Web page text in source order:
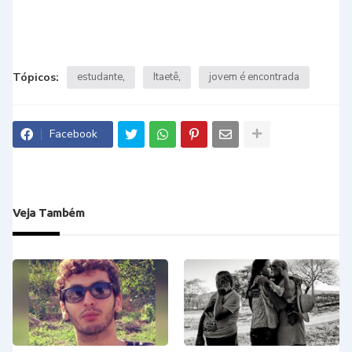
Tópicos: estudante Itaetê jovem é encontrada
Facebook
Veja Também